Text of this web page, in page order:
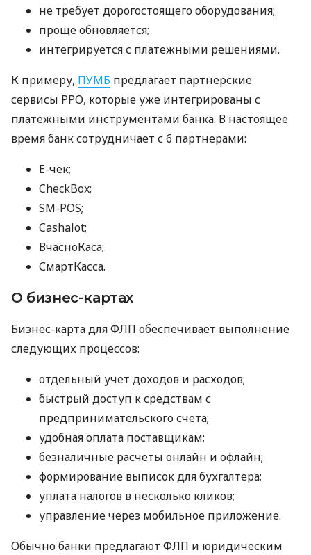
не требует дорогостоящего оборудования;
проще обновляется;
интегрируется с платежными решениями.
К примеру, ПУМБ предлагает партнерские
сервисы РРО, которые уже интегрированы с
платежными инструментами банка. В настоящее
время банк сотрудничает с 6 партнерами:
E-чек;
CheckBox;
SM-POS;
Cashalot;
ВчасноКаса;
СмартКасса.
О бизнес-картах
Бизнес-карта для ФЛП обеспечивает выполнение
следующих процессов:
отдельный учет доходов и расходов;
быстрый доступ к средствам с
предпринимательского счета;
удобная оплата поставщикам;
безналичные расчеты онлайн и офлайн;
формирование выписок для бухгалтера;
уплата налогов в несколько кликов;
управление через мобильное приложение.
Обычно банки предлагают ФЛП и юридическим